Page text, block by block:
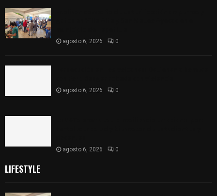
agosto 6, 2026 0
agosto 6, 2026 0
agosto 6, 2026 0
LIFESTYLE